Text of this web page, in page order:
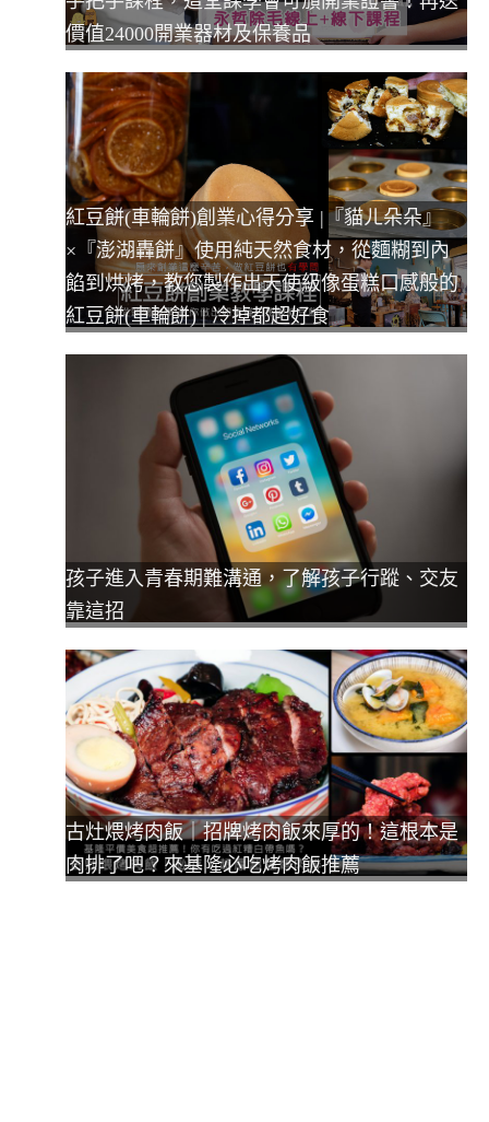
價值24000開業器材及保養品
紅豆餅(車輪餅)創業心得分享 |『貓ㄦ朵朵』
×『澎湖轟餅』使用純天然食材，從麵糊到內
餡到烘烤，教您製作出天使級像蛋糕口感般的
紅豆餅(車輪餅) | 冷掉都超好食
孩子進入青春期難溝通，了解孩子行蹤、交友
靠這招
古灶煨烤肉飯｜招牌烤肉飯來厚的！這根本是
肉排了吧？來基隆必吃烤肉飯推薦